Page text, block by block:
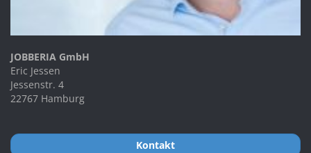
JOBBERIA GmbH
Eric Jessen
Jessenstr. 4
22767 Hamburg
Kontakt